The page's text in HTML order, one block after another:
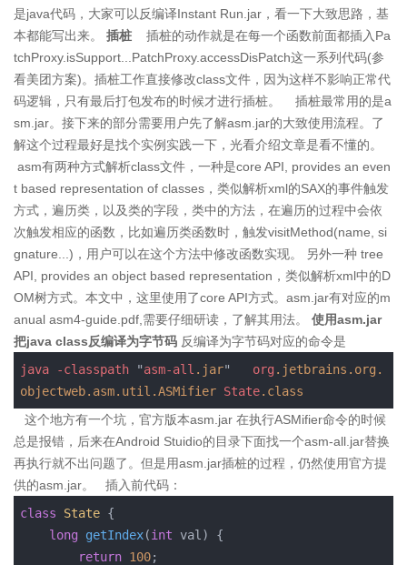
是java代码，大家可以反编译Instant Run.jar，看一下大致思路，基
本都能写出来。 插桩 插桩的动作就是在每一个函数前面都插入Pa
tchProxy.isSupport...PatchProxy.accessDisPatch这一系列代码(参
看美团方案)。插桩工作直接修改class文件，因为这样不影响正常代
码逻辑，只有最后打包发布的时候才进行插桩。 插桩最常用的是a
sm.jar。接下来的部分需要用户先了解asm.jar的大致使用流程。了
解这个过程最好是找个实例实践一下，光看介绍文章是看不懂的。
asm有两种方式解析class文件，一种是core API, provides an even
t based representation of classes，类似解析xml的SAX的事件触发
方式，遍历类，以及类的字段，类中的方法，在遍历的过程中会依
次触发相应的函数，比如遍历类函数时，触发visitMethod(name, si
gnature...)，用户可以在这个方法中修改函数实现。 另外一种 tree
API, provides an object based representation，类似解析xml中的D
OM树方式。本文中，这里使用了core API方式。asm.jar有对应的m
anual asm4-guide.pdf,需要仔细研读，了解其用法。 使用asm.jar
把java class反编译为字节码 反编译为字节码对应的命令是
java
-classpath "asm-all .jar" org .jetbrains .org .
objectweb.asm.util .ASMifier State.class
这个地方有一个坑，官方版本asm.jar 在执行ASMifier命令的时候
总是报错，后来在Android Stuidio的目录下面找一个asm-all.jar替换
再执行就不出问题了。但是用asm.jar插桩的过程，仍然使用官方提
供的asm.jar。 插入前代码：
class
State {
long
getIndex(int val)
{
return 100;